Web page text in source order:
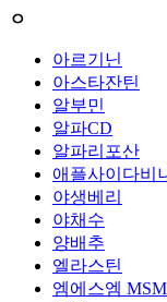
ㅇ
아르기닌
아스타잔틴
알부민
알파CD
알파리포산
애플사이다비
야생베리
야채수
양배추
엘라스틴
엠에스엠 MSM